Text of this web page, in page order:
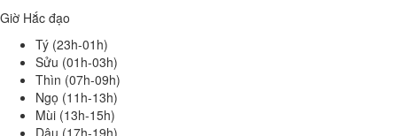
Giờ Hắc đạo
Tý (23h-01h)
Sửu (01h-03h)
Thìn (07h-09h)
Ngọ (11h-13h)
Mùi (13h-15h)
Dậu (17h-19h)